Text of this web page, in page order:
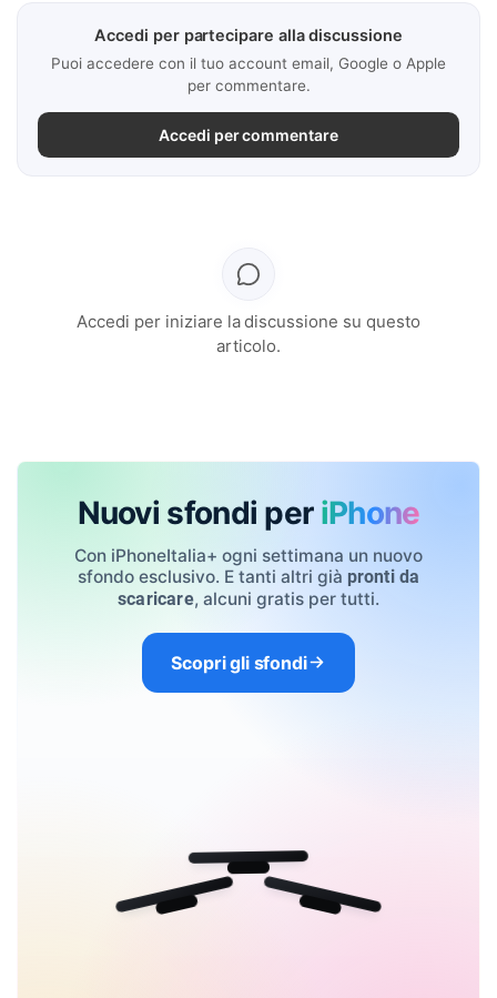
Accedi per partecipare alla discussione
Puoi accedere con il tuo account email, Google o Apple
per commentare.
Accedi per commentare
Accedi per iniziare la discussione su questo
articolo.
Nuovi sfondi per iPhone
Con iPhoneItalia+ ogni settimana un nuovo
sfondo esclusivo. E tanti altri già pronti da
scaricare, alcuni gratis per tutti.
Scopri gli sfondi